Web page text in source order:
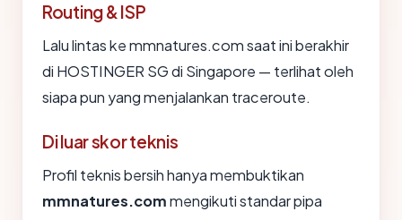
Routing & ISP
Lalu lintas ke mmnatures.com saat ini berakhir
di HOSTINGER SG di Singapore — terlihat oleh
siapa pun yang menjalankan traceroute.
Di luar skor teknis
Profil teknis bersih hanya membuktikan
mmnatures.commengikuti standar pipa